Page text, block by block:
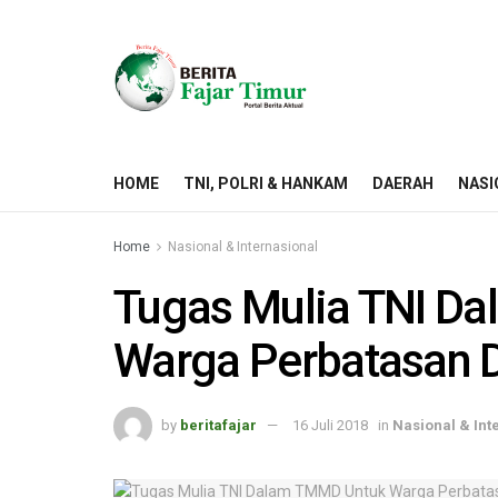
HOME TNI, POLRI & HANKAM DAERAH
Home Nasional & Internasional
Tugas Mulia TNI
Warga Perbatasan
by beritafajar 16 Juli 2018 in Nasional &